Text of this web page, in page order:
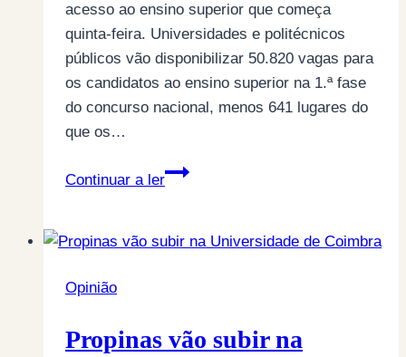
acesso ao ensino superior que começa
quinta-feira. Universidades e politécnicos
públicos vão disponibilizar 50.820 vagas para
os candidatos ao ensino superior na 1.ª fase
do concurso nacional, menos 641 lugares do
que os…
Continuar a ler
Menos
no
no
Opinião
Propinas vão subir na